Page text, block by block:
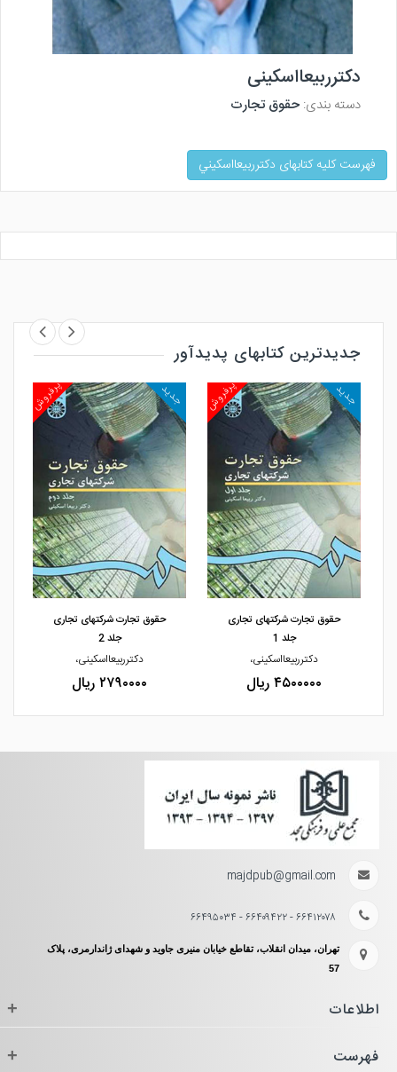
دکترربیعااسکینی
دسته بندی: حقوق تجارت
فهرست کلیه کتابهای دكترربيعااسكيني
جدیدترین کتابهای پدیدآور
مشاهده و خرید
پرفروش جدید
مشاهده و خرید
حقوق تجارت شرکتهای تجاری
جلد 1
دکترربیعااسکینی،
۴۵۰۰۰۰۰ ریال
پرفروش جدید
حقوق تجارت شرکتهای تجاری
جلد 2
دکترربیعااسکینی،
۲۷۹۰۰۰۰ ریال
majdpub@gmail.com
۶۶۴۱۲۰۷۸ - ۶۶۴۰۹۴۲۲ - ۶۶۴۹۵۰۳۴
تهران، میدان انقلاب، تقاطع خیابان منیری جاوید و شهدای ژاندارمری، پلاک
57
اطلاعات +
فهرست +